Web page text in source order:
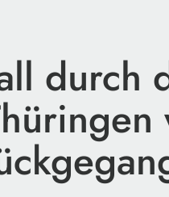
durch